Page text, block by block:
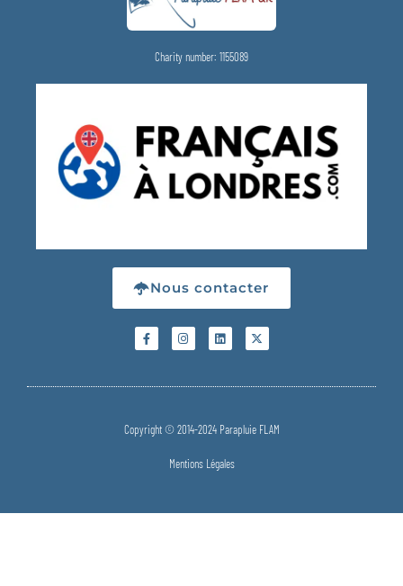
Charity number: 1155089
Nous contacter
Copyright © 2014-2024 Parapluie FLAM
Mentions Légales